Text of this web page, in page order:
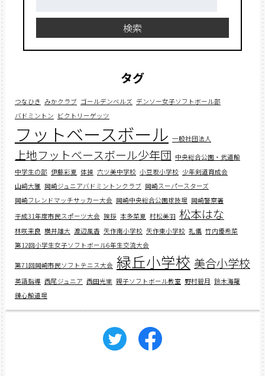
検索
タグ
つなひき みかクラブ ゴールデンベルズ デンソー女子ソフトボール部
バドミントン ビクトリーゲッツ
フットベースボール 一般社団法人
上地フットベースボール少年団 中央総合公園・武道館
中学生の部 伊藤彩夏 体操 六ツ美中学校 小豆坂小学校 少年剣道育成会
山﨑大雅 岡崎ジュニアバドミントンクラブ 岡崎スーパースターズ
岡崎フレンドマッチサッカー大会 岡崎中央総合公園球技場 岡崎警察署
平成31年度市民スポーツ大会 挨拶 本多菜夏 村松美羽 松本はな
林咲来良 横井雄大 渡辺風香 矢作南小学校 矢作東小学校 礼儀 竹内優希菜
第12回小学生女子ソフトボール6年生交流大会
第71回岡崎市民ソフトテニス大会 緑丘小学校 美合小学校
英語指導 西尾ジュニア 西田光里 親子ソフトボール教室 野村碧月 鈴木海羅
錬心館道場